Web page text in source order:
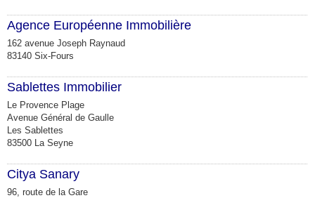
Agence Européenne Immobilière
162 avenue Joseph Raynaud
83140 Six-Fours
Sablettes Immobilier
Le Provence Plage
Avenue Général de Gaulle
Les Sablettes
83500 La Seyne
Citya Sanary
96, route de la Gare